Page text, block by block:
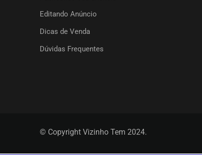
Editando Anúncio
Dicas de Venda
Dúvidas Frequentes
© Copyright Vizinho Tem 2024.